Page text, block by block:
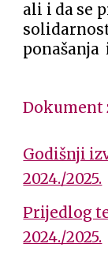
ali i da se
Dokument
Godišnji
2024./2025.
Prijedlog
2024./2025.